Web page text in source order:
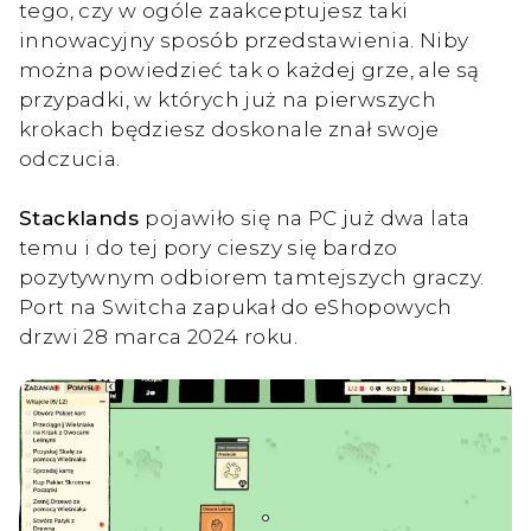
tego, czy w ogóle zaakceptujesz taki
innowacyjny sposób przedstawienia. Niby
można powiedzieć tak o każdej grze, ale są
przypadki, w których już na pierwszych
krokach będziesz doskonale znał swoje
odczucia.
Stacklands pojawiło się na PC już dwa lata
temu i do tej pory cieszy się bardzo
pozytywnym odbiorem tamtejszych graczy.
Port na Switcha zapukał do eShopowych
drzwi 28 marca 2024 roku.